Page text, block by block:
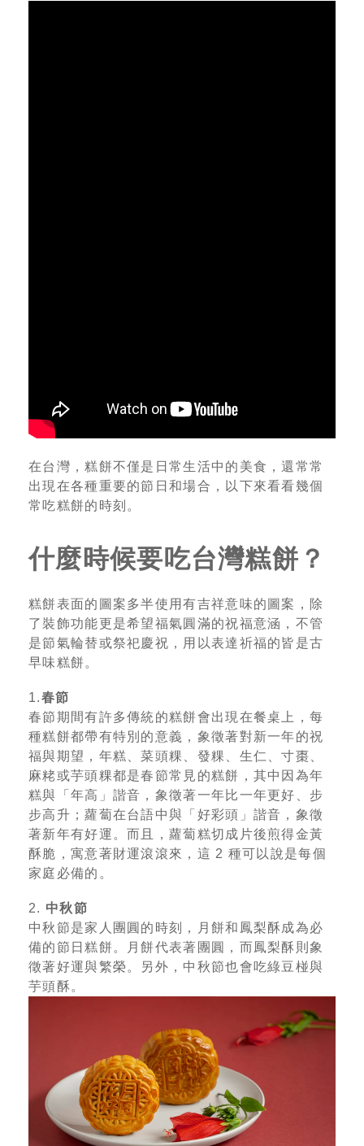
在台灣，糕餅不僅是日常生活中的美食，還常常
出現在各種重要的節日和場合，以下來看看幾個
常吃糕餅的時刻。
什麼時候要吃台灣糕餅？
糕餅表面的圖案多半使用有吉祥意味的圖案，除
了裝飾功能更是希望福氣圓滿的祝福意涵，不管
是節氣輪替或祭祀慶祝，用以表達祈福的皆是古
早味糕餅。
1.春節
春節期間有許多傳統的糕餅會出現在餐桌上，每
種糕餅都帶有特別的意義，象徵著對新一年的祝
福與期望，年糕、菜頭粿、發粿、生仁、寸棗、
麻粩或芋頭粿都是春節常見的糕餅，其中因為年
糕與「年高」諧音，象徵著一年比一年更好、步
步高升；蘿蔔在台語中與「好彩頭」諧音，象徵
著新年有好運。而且，蘿蔔糕切成片後煎得金黃
酥脆，寓意著財運滾滾來，這 2 種可以說是每個
家庭必備的。
2. 中秋節
中秋節是家人團圓的時刻，月餅和鳳梨酥成為必
備的節日糕餅。月餅代表著團圓，而鳳梨酥則象
徵著好運與繁榮。另外，中秋節也會吃綠豆椪與
芋頭酥。